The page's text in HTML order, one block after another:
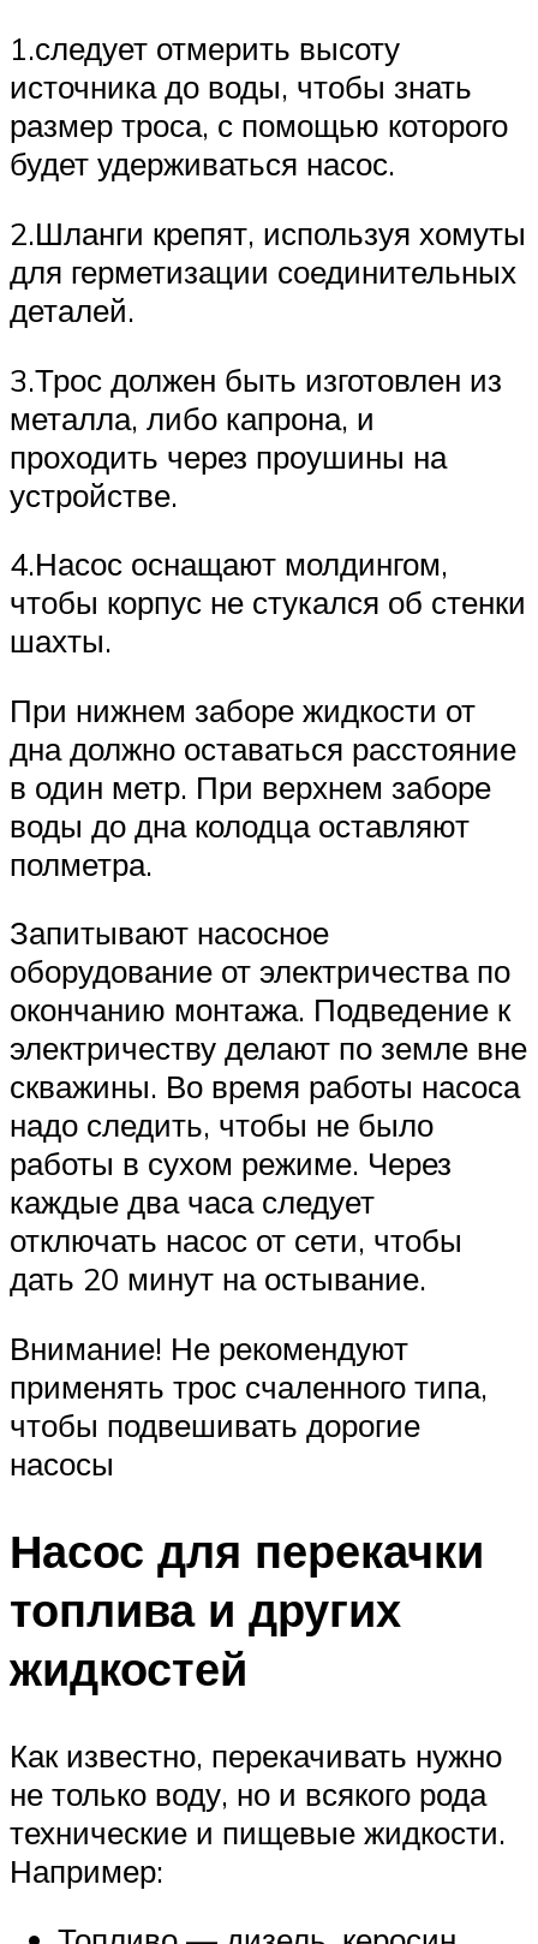
1.следует отмерить высоту
источника до воды, чтобы знать
размер троса, с помощью которого
будет удерживаться насос.
2.Шланги крепят, используя хомуты
для герметизации соединительных
деталей.
3.Трос должен быть изготовлен из
металла, либо капрона, и
проходить через проушины на
устройстве.
4.Насос оснащают молдингом,
чтобы корпус не стукался об стенки
шахты.
При нижнем заборе жидкости от
дна должно оставаться расстояние
в один метр. При верхнем заборе
воды до дна колодца оставляют
полметра.
Запитывают насосное
оборудование от электричества по
окончанию монтажа. Подведение к
электричеству делают по земле вне
скважины. Во время работы насоса
надо следить, чтобы не было
работы в сухом режиме. Через
каждые два часа следует
отключать насос от сети, чтобы
дать 20 минут на остывание.
Внимание! Не рекомендуют
применять трос счаленного типа,
чтобы подвешивать дорогие
насосы
Насос для перекачки
топлива и других
жидкостей
Как известно, перекачивать нужно
не только воду, но и всякого рода
технические и пищевые жидкости.
Например: